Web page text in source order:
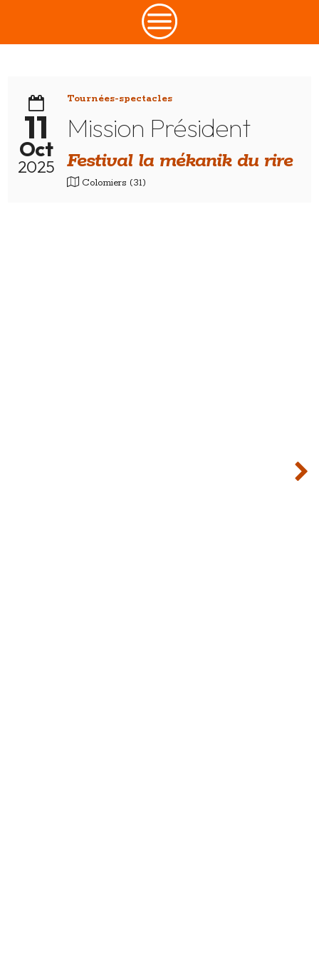
CONTACT
11
Oct
2025
Tournées-spectacles
Mission Président
Festival la mékanik du rire
Colomiers (31)